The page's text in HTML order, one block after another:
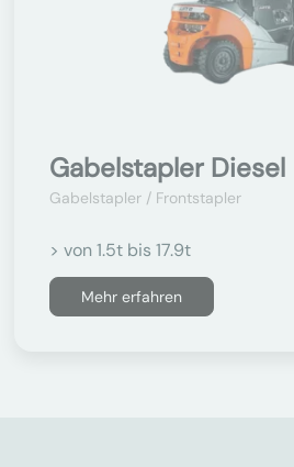
Gabelstapler Diesel
Gabelstapler / Frontstapler
> von 1.5t bis 17.9t
Mehr erfahren